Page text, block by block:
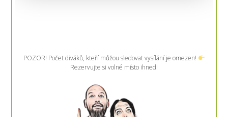
POZOR! Počet diváků, kteří můžou sledovat vysílání je omezen!
Rezervujte si volné místo ihned!